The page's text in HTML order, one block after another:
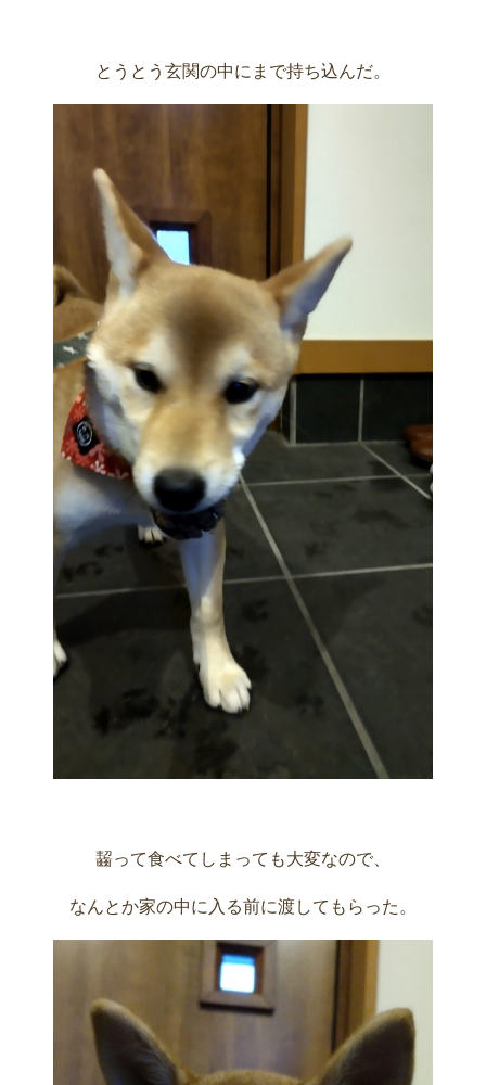
とうとう玄関の中にまで持ち込んだ。
齧って食べてしまっても大変なので、
なんとか家の中に入る前に渡してもらった。